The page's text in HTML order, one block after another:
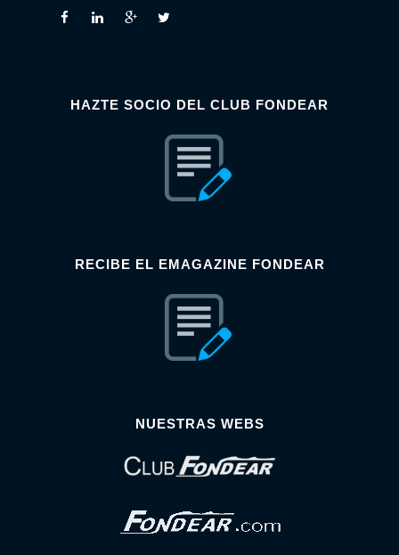
HAZTE SOCIO DEL CLUB FONDEAR
RECIBE EL EMAGAZINE FONDEAR
NUESTRAS WEBS